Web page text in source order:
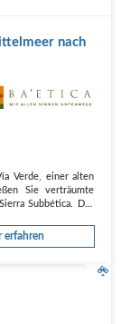
nach
Verde, einer alten
Sie verträumte
Subbética. Der
erfahren